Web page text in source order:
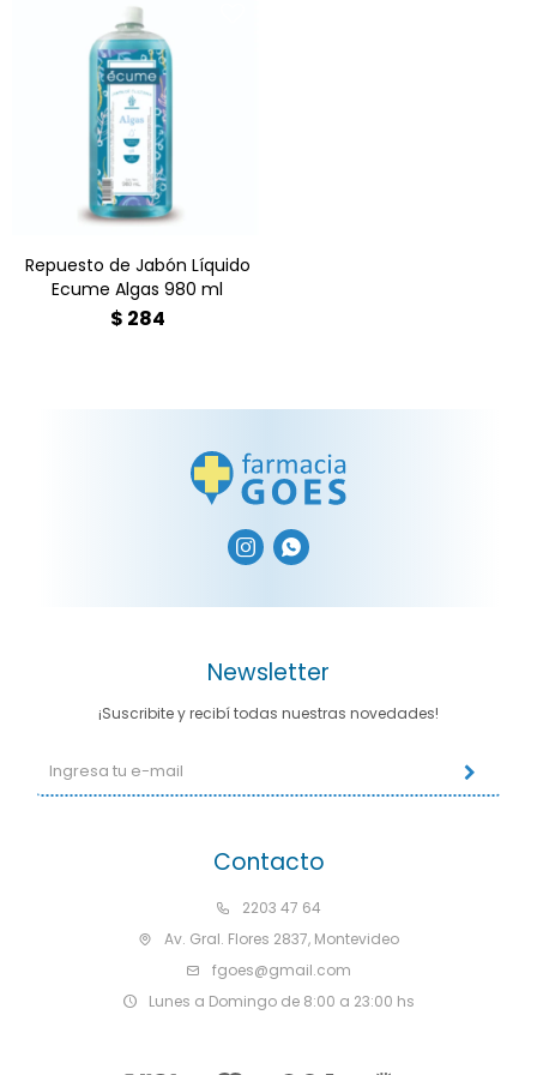
Repuesto de Jabón Líquido
Ecume Algas 980 ml
Repuesto de Jabón Líquido
Ecume Algas 980 ml
$ 284
 
Contacto
2203 47 64
Av. Gral. Flores 2837, Montevideo
fgoes@gmail.com
Lunes a Domingo de 8:00 a 23:00 hs
Newsletter
¡Suscribite y recibí todas nuestras novedades!